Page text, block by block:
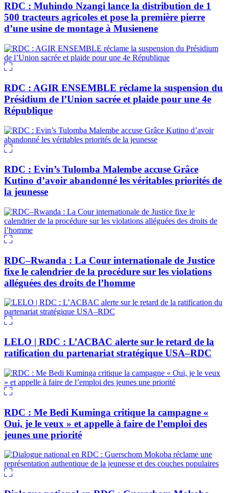
RDC : Muhindo Nzangi lance la distribution de 1
500 tracteurs agricoles et pose la première pierre
d’une usine de montage à Musienene
RDC : AGIR ENSEMBLE réclame la suspension du
Présidium de l’Union sacrée et plaide pour une 4e
République
RDC : Evin’s Tulomba Malembe accuse Grâce
Kutino d’avoir abandonné les véritables priorités de
la jeunesse
RDC–Rwanda : La Cour internationale de Justice
fixe le calendrier de la procédure sur les violations
alléguées des droits de l’homme
LELO | RDC : L’ACBAC alerte sur le retard de la
ratification du partenariat stratégique USA–RDC
RDC : Me Bedi Kuminga critique la campagne «
Oui, je le veux » et appelle à faire de l’emploi des
jeunes une priorité